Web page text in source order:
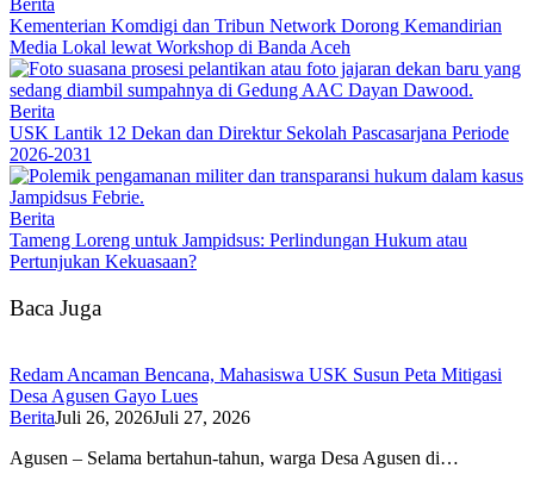
Kementerian Komdigi dan Tribun Network Dorong Kemandirian
Media Lokal lewat Workshop di Banda Aceh
Berita
USK Lantik 12 Dekan dan Direktur Sekolah Pascasarjana Periode
2026-2031
Berita
Tameng Loreng untuk Jampidsus: Perlindungan Hukum atau
Pertunjukan Kekuasaan?
Baca Juga
Redam Ancaman Bencana, Mahasiswa USK Susun Peta Mitigasi
Desa Agusen Gayo Lues
BeritaJuli 26, 2026Juli 27, 2026
Agusen – Selama bertahun-tahun, warga Desa Agusen di…